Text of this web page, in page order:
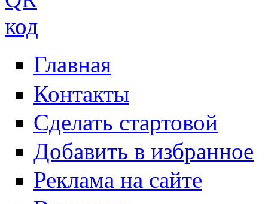
Главная
Контакты
Сделать стартовой
Добавить в избранное
Реклама на сайте